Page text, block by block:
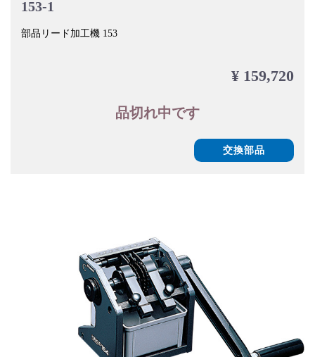
153-1
部品リード加工機 153
¥ 159,720
品切れ中です
交換部品